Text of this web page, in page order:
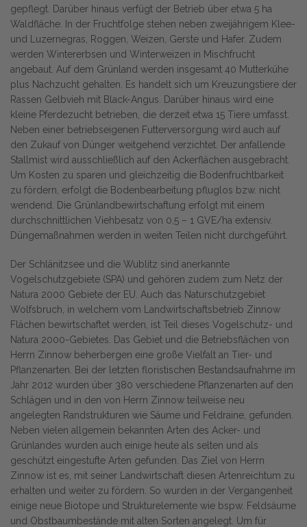
gepflegt. Darüber hinaus verfügt der Betrieb über etwa 5 ha
Waldfläche. In der Fruchtfolge stehen neben zweijährigem Klee-
und Luzernegras, Roggen, Weizen, Gerste und Hafer. Zudem
werden Wintererbsen und Winterweizen in Mischfrucht
angebaut. Auf dem Grünland werden insgesamt 40 Mutterkühe
plus Nachzucht gehalten. Es handelt sich um Kreuzungstiere der
Rassen Gelbvieh mit Black-Angus. Darüber hinaus wird eine
kleine Pferdezucht betrieben, die derzeit etwa 15 Tiere umfasst.
Neben einer betriebseigenen Futterversorgung wird auch auf
den Zukauf von Dünger weitgehend verzichtet. Der anfallende
Stallmist wird ausschließlich auf den Ackerflächen ausgebracht.
Um Kosten zu sparen und gleichzeitig die Bodenfruchtbarkeit
zu fördern, erfolgt die Bodenbearbeitung pfluglos bzw. nicht
wendend. Die Grünlandbewirtschaftung erfolgt mit einem
durchschnittlichen Viehbesatz von 0,5 – 1 GVE/ha extensiv.
Düngemaßnahmen werden in weiten Teilen nicht durchgeführt.
Der Schlänitzsee und die Wublitz sind anerkannte
Vogelschutzgebiete (SPA) und gehören zudem zum Netz der
Natura 2000 Gebiete der EU. Auch das Naturschutzgebiet
Wolfsbruch, in welchem vom Landwirtschaftsbetrieb Zinnow
Flächen bewirtschaftet werden, ist Teil dieses Vogelschutz- und
Natura 2000-Gebietes. Das Gebiet und die Betriebsflächen von
Herrn Zinnow beherbergen eine große Vielfalt an Tier- und
Pflanzenarten. Bei der letzten floristischen Bestandsaufnahme im
Jahr 2012 wurden über 380 verschiedene Pflanzenarten auf den
Schlägen und in den von Herrn Zinnow teilweise neu
angelegten Randstrukturen wie Säume und Feldraine, gefunden.
Neben vielen allgemein bekannten Arten des Acker- und
Grünlandes wurden auch einige heute als selten und als
geschützt eingestufte Arten gefunden. Das Ziel von Herrn
Zinnow ist es, mit seiner Landwirtschaft diesen Artenreichtum zu
erhalten und weiter zu fördern. So wurden in der Vergangenheit
einige neue Biotope und Strukturelemente wie bspw. Feldsäume
und Obstbaumbestände mit alten Sorten angelegt. Um für